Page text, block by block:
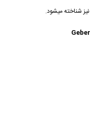
نیز شناخته میشود.